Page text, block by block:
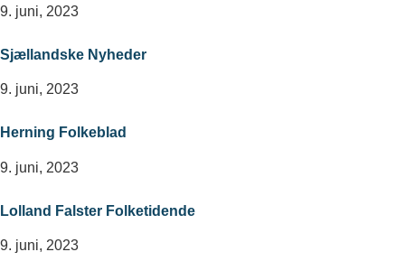
9. juni, 2023
Sjællandske Nyheder
9. juni, 2023
Herning Folkeblad
9. juni, 2023
Lolland Falster Folketidende
9. juni, 2023